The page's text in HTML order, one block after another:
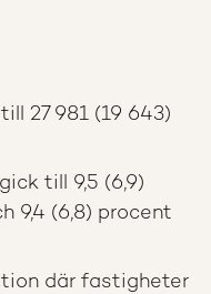
27 981 (19 643)
till 9,5 (6,9)
9,4 (6,8) procent
där fastigheter